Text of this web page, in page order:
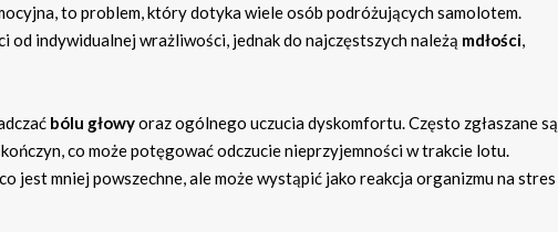
to problem, który dotyka wiele osób podróżujących samolotem.
indywidualnej wrażliwości, jednak do najczęstszych należą mdłości,
bólu głowyoraz ogólnego uczucia dyskomfortu. Często zgłaszane są
co może potęgować odczucie nieprzyjemności w trakcie lotu.
jest mniej powszechne, ale może wystąpić jako reakcja organizmu na stres